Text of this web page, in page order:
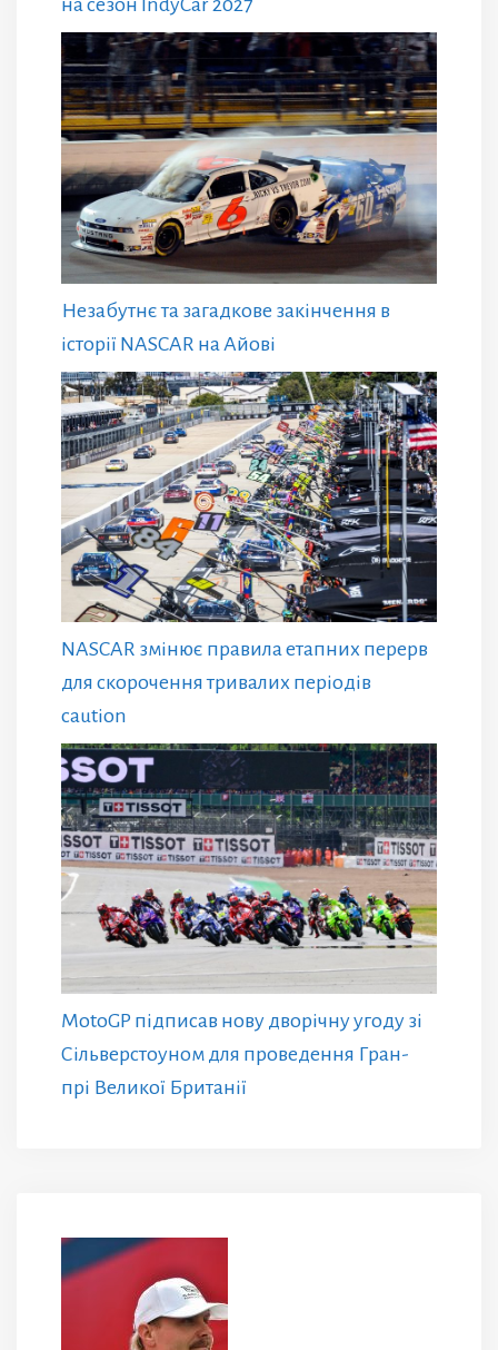
на сезон IndyCar 2027
Незабутнє та загадкове закінчення в
історії NASCAR на Айові
NASCAR змінює правила етапних перерв
для скорочення тривалих періодів
caution
MotoGP підписав нову дворічну угоду зі
Сільверстоуном для проведення Гран-
прі Великої Британії